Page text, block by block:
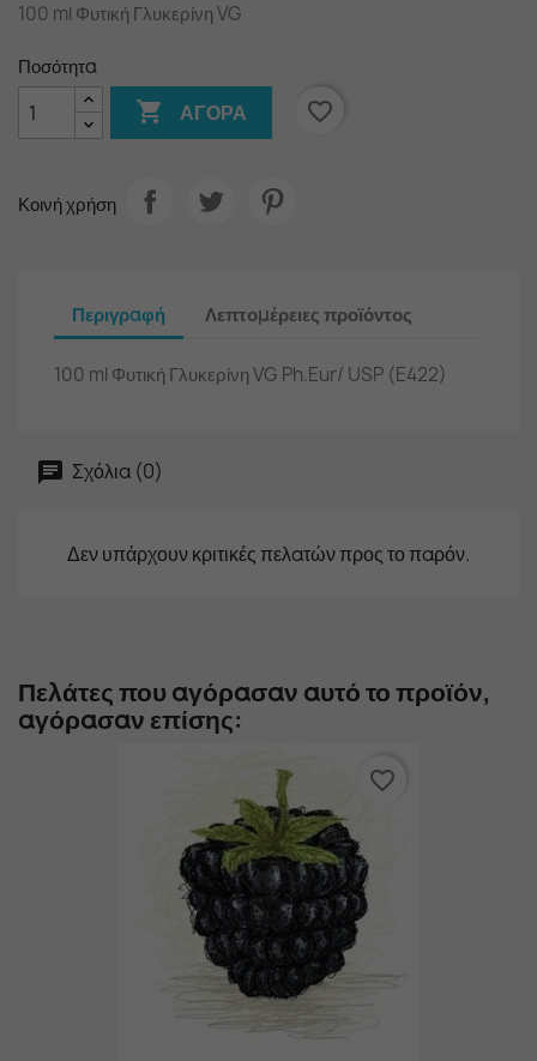
100 ml Φυτική Γλυκερίνη VG
Ποσότητα
 ΑΓΟΡΆ favorite_border
Κοινή χρήση
Περιγραφή Λεπτομέρειες προϊόντος
100 ml Φυτική Γλυκερίνη VG Ph.Eur/ USP (E422)
Σχόλια (0)
Δεν υπάρχουν κριτικές πελατών προς το παρόν.
Πελάτες που αγόρασαν αυτό το προϊόν,
αγόρασαν επίσης:
favorite_border